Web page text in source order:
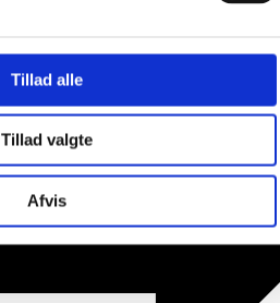
Tillad alle
Tillad valgte
Afvis